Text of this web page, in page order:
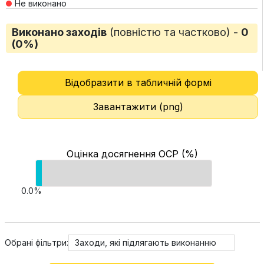
Не виконано
Виконано заходів (повністю та частково) - 0
(0%)
Відобразити в табличній формі
Завантажити (png)
Оцінка досягнення ОСР (%)
0.0%
Обрані фільтри: Заходи, які підлягають виконанню